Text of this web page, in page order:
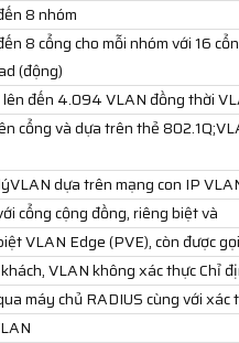
8 nhóm
8 cổng cho mỗi nhóm với 16
(động)
đến 4.094 VLAN đồng thời
cổng và dựa trên thẻ
dựa trên mạng con IP
cổng cộng đồng, riêng biệt và
VLAN Edge (PVE), còn được
VLAN không xác thực Chỉ
máy chủ RADIUS cùng với xác